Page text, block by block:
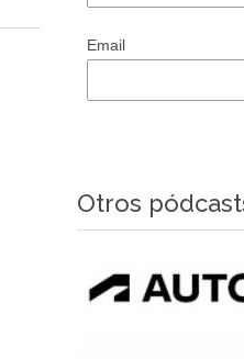
Email
Otros